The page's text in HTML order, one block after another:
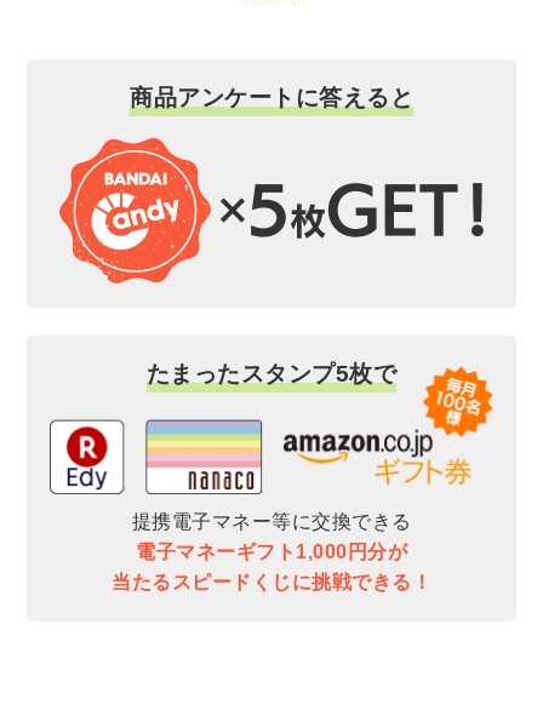
商品アンケートに答えると
たまったスタンプ5枚で
提携電子マネー等に交換できる
電子マネーギフト1,000円分が
当たるスピードくじに挑戦できる！